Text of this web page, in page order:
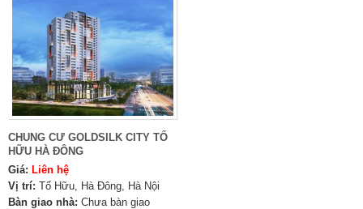
CHUNG CƯ GOLDSILK CITY TỐ
HỮU HÀ ĐÔNG
Giá: Liên hệ
Vị trí: Tố Hữu, Hà Đông, Hà Nội
Bàn giao nhà: Chưa bàn giao